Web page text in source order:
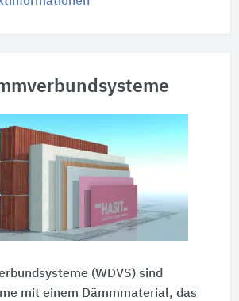
(WDVS) sind
mit einem Dämmmaterial, das